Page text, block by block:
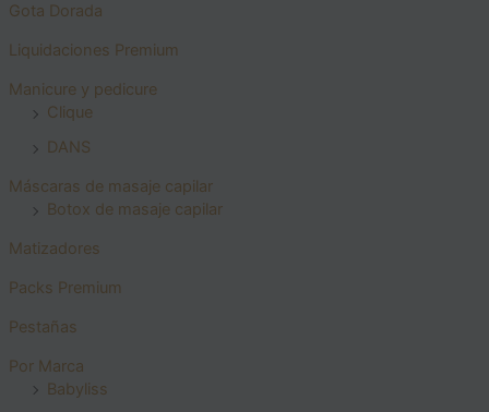
Gota Dorada
Liquidaciones Premium
Manicure y pedicure
Clique
DANS
Máscaras de masaje capilar
Botox de masaje capilar
Matizadores
Packs Premium
Pestañas
Por Marca
Babyliss